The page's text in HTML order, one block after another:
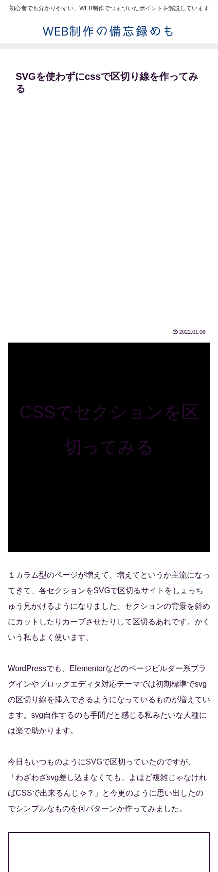
初心者でも分かりやすい、WEB制作でつまづいたポイントを解説しています
SVGを使わずにcssで区切り線を作ってみ
る
2022.01.06
CSSでセクションを区
切ってみる
１カラム型のページが増えて、増えてというか主流になっ
てきて、各セクションをSVGで区切るサイトをしょっち
ゅう見かけるようになりました。セクションの背景を斜め
にカットしたりカーブさせたりして区切るあれです。かく
いう私もよく使います。
WordPressでも、Elementorなどのページビルダー系プラ
グインやブロックエディタ対応テーマでは初期標準でsvg
の区切り線を挿入できるようになっているものが増えてい
ます。svg自作するのも手間だと感じる私みたいな人種に
は楽で助かります。
今日もいつものようにSVGで区切っていたのですが、
「わざわざsvg差し込まなくても、よほど複雑じゃなけれ
ばCSSで出来るんじゃ？」と今更のように思い出したの
でシンプルなものを何パターンか作ってみました。